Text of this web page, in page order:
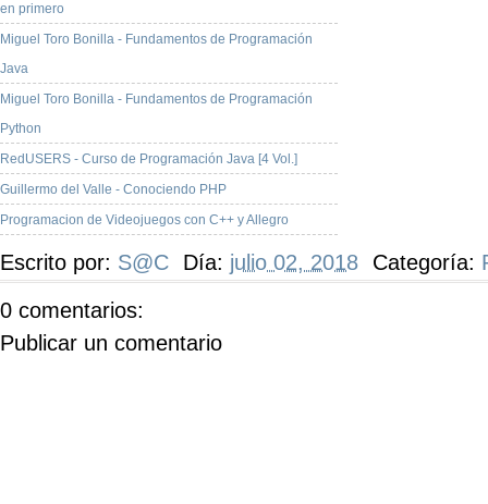
en primero
Miguel Toro Bonilla - Fundamentos de Programación
Java
Miguel Toro Bonilla - Fundamentos de Programación
Python
RedUSERS - Curso de Programación Java [4 Vol.]
Guillermo del Valle - Conociendo PHP
Programacion de Videojuegos con C++ y Allegro
Escrito por: S@C Día: julio 02, 2018 Categoría:
0 comentarios:
Publicar un comentario